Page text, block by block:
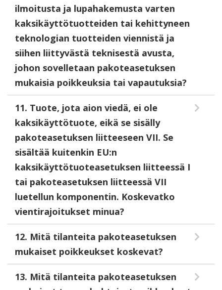
ilmoitusta ja lupahakemusta varten
kaksikäyttötuotteiden tai kehittyneen
teknologian tuotteiden viennistä ja
siihen liittyvästä teknisestä avusta,
johon sovelletaan pakoteasetuksen
mukaisia poikkeuksia tai vapautuksia?
11. Tuote, jota aion viedä, ei ole
kaksikäyttötuote, eikä se sisälly
pakoteasetuksen liitteeseen VII. Se
sisältää kuitenkin EU:n
kaksikäyttötuoteasetuksen liitteessä I
tai pakoteasetuksen liitteessä VII
luetellun komponentin. Koskevatko
vientirajoitukset minua?
12. Mitä tilanteita pakoteasetuksen
mukaiset poikkeukset koskevat?
13. Mitä tilanteita pakoteasetuksen